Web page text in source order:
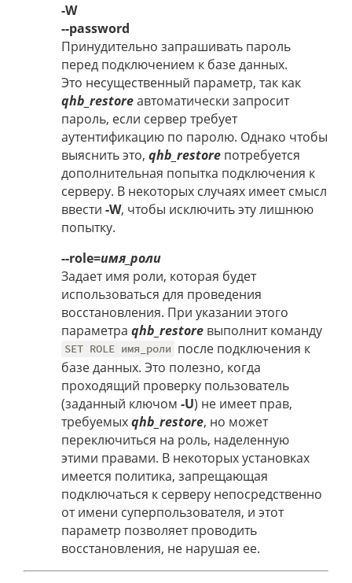
-W
--password
Принудительно запрашивать пароль
перед подключением к базе данных.
Это несущественный параметр, так как
qhb_restoreавтоматически запросит
пароль, если сервер требует
аутентификацию по паролю. Однако чтобы
выяснить это, qhb_restore потребуется
дополнительная попытка подключения к
серверу. В некоторых случаях имеет смысл
ввести -W, чтобы исключить эту лишнюю
попытку.
--role=имя_роли
Задает имя роли, которая будет
использоваться для проведения
восстановления. При указании этого
параметра qhb_restore выполнит команду
SET ROLE имя_роли после подключения к
базе данных. Это полезно, когда
проходящий проверку пользователь
(заданный ключом -U) не имеет прав,
требуемыхqhb_restore, но может
переключиться на роль, наделенную
этими правами. В некоторых установках
имеется политика, запрещающая
подключаться к серверу непосредственно
от имени суперпользователя, и этот
параметр позволяет проводить
восстановления, не нарушая ее.